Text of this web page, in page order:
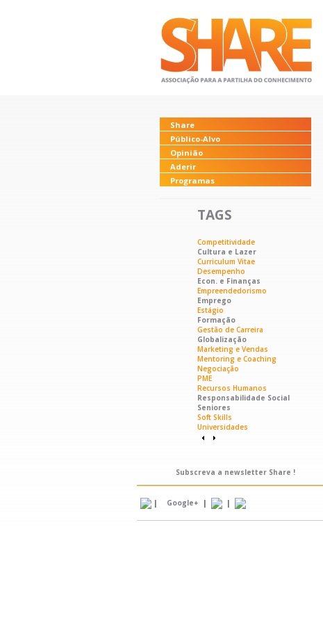
Share
Público-Alvo
Opinião
Aderir
Programas
TAGS
Competitividade
Cultura e Lazer
Curriculum Vitae
Desempenho
Econ. e Finanças
Empreendedorismo
Emprego
Estágio
Formação
Gestão de Carreira
Globalização
Marketing e Vendas
Mentoring e Coaching
Negociação
PME
Recursos Humanos
Responsabilidade Social
Seniores
Soft Skills
Universidades
Subscreva a newsletter Share !
| Google+ | |